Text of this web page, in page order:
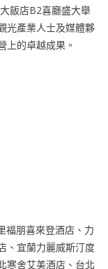
飯店B2喜廳盛大舉
光產業人士及媒體夥
上的卓越成果。
福朋喜來登酒店、力
、宜蘭力麗威斯汀度
寒舍艾美酒店、台北